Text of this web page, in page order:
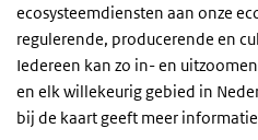
ecosysteemdiensten aan onze
regulerende, producerende en
Iedereen kan zo in- en
en elk willekeurig gebied in
bij de kaart geeft meer